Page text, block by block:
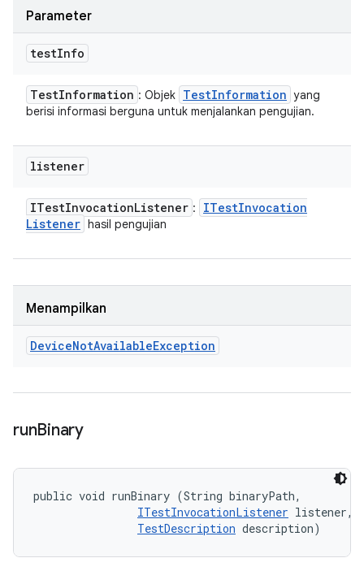
Parameter
testInfo
TestInformation : Objek TestInformation yang
berisi informasi berguna untuk menjalankan pengujian.
listener
ITestInvocationListener : ITestInvocation
Listener hasil pengujian
Menampilkan
DeviceNotAvailableException
runBinary
public void runBinary (String binaryPath,
ITestInvocationListener listener,
TestDescription description)